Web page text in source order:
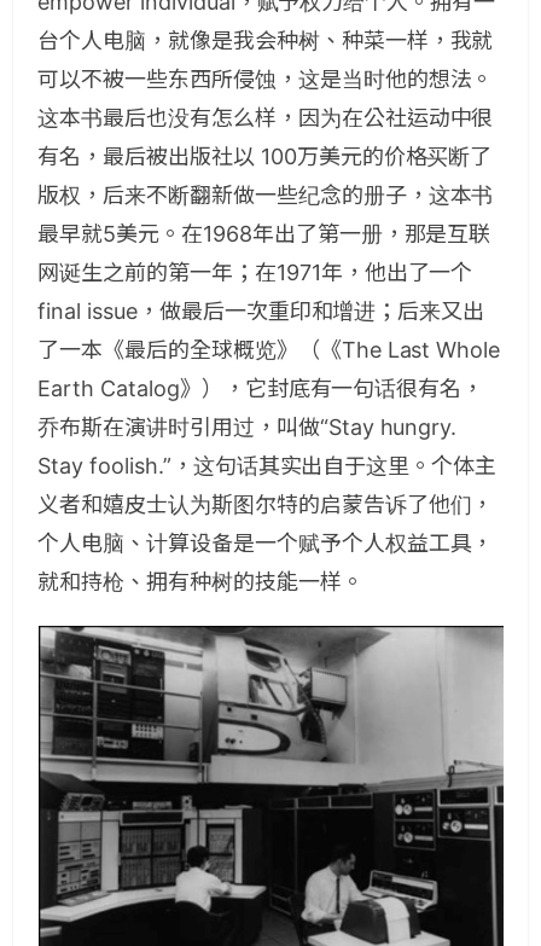
台个人电脑，就像是我会种树、种菜一样，我就
可以不被一些东西所侵蚀，这是当时他的想法。
这本书最后也没有怎么样，因为在公社运动中很
有名，最后被出版社以 100万美元的价格买断了
版权，后来不断翻新做一些纪念的册子，这本书
最早就5美元。在1968年出了第一册，那是互联
网诞生之前的第一年；在1971年，他出了一个
final issue，做最后一次重印和增进；后来又出
了一本《最后的全球概览》（《The Last Whole
Earth Catalog》），它封底有一句话很有名，
乔布斯在演讲时引用过，叫做“Stay hungry.
Stay foolish.”，这句话其实出自于这里。个体主
义者和嬉皮士认为斯图尔特的启蒙告诉了他们，
个人电脑、计算设备是一个赋予个人权益工具，
就和持枪、拥有种树的技能一样。